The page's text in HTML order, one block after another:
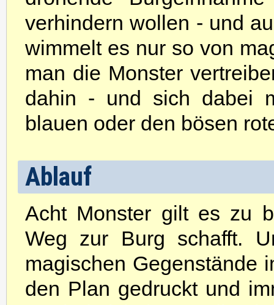
verhindern wollen - und
wimmelt es nur so von
man die Monster
dahin - und sich dabei
blauen oder den bösen
Ablauf
Acht Monster gilt es zu
Weg zur Burg schafft.
magischen Gegenstände
den Plan gedruckt und